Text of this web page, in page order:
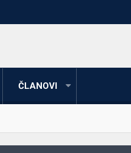
ČLANOVI